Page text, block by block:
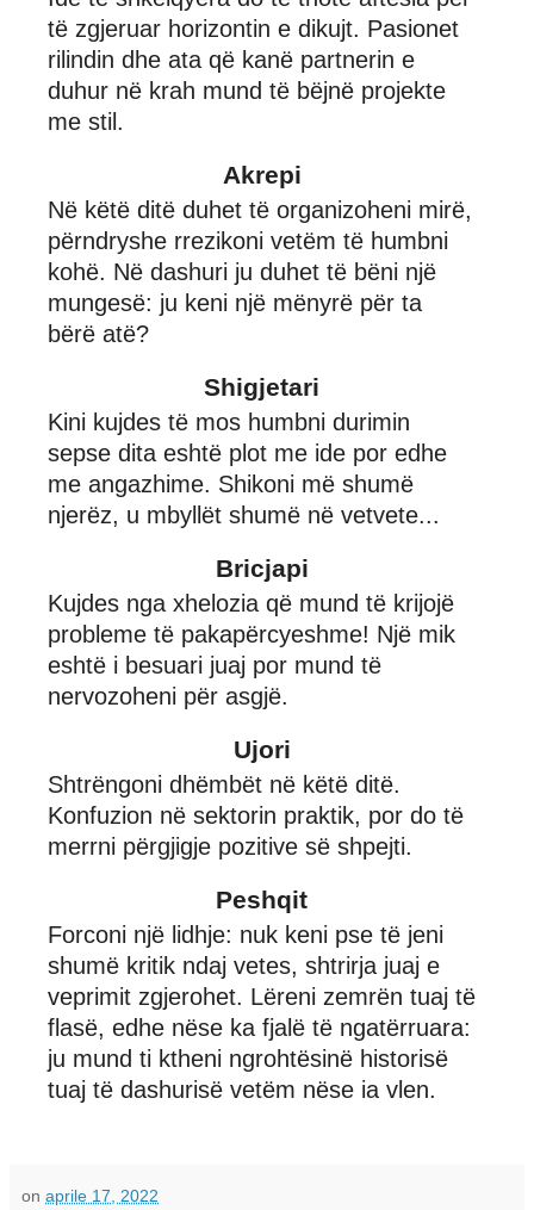
të zgjeruar horizontin e dikujt. Pasionet
rilindin dhe ata që kanë partnerin e
duhur në krah mund të bëjnë projekte
me stil.
Akrepi
Në këtë ditë duhet të organizoheni mirë,
përndryshe rrezikoni vetëm të humbni
kohë. Në dashuri ju duhet të bëni një
mungesë: ju keni një mënyrë për ta
bërë atë?
Shigjetari
Kini kujdes të mos humbni durimin
sepse dita eshtë plot me ide por edhe
me angazhime. Shikoni më shumë
njerëz, u mbyllët shumë në vetvete...
Bricjapi
Kujdes nga xhelozia që mund të krijojë
probleme të pakapërcyeshme! Një mik
eshtë i besuari juaj por mund të
nervozoheni për asgjë.
Ujori
Shtrëngoni dhëmbët në këtë ditë.
Konfuzion në sektorin praktik, por do të
merrni përgjigje pozitive së shpejti.
Peshqit
Forconi një lidhje: nuk keni pse të jeni
shumë kritik ndaj vetes, shtrirja juaj e
veprimit zgjerohet. Lëreni zemrën tuaj të
flasë, edhe nëse ka fjalë të ngatërruara:
ju mund ti ktheni ngrohtësinë historisë
tuaj të dashurisë vetëm nëse ia vlen.
on aprile 17, 2022